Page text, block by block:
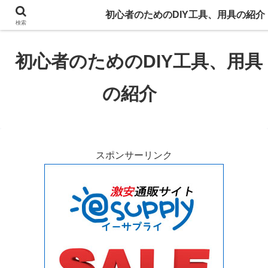
初心者のための大工道具、自動車整備工具、電子工作用具、電気工事工具、電
初心者のためのDIY工具、用具
の紹介
スポンサーリンク
検索
初心者のためのDIY工具、用具の紹介